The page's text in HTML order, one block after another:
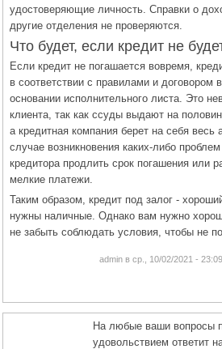
удостоверяющие личность. Справки о
другие отделения не проверяются.
Что будет, если кредит не
Если кредит не погашается вовремя,
в соответствии с правилами и договором
основании исполнительного листа. Это
клиента, так как ссуды выдают на
а кредитная компания берет на себя
случае возникновения каких-либо
кредитора продлить срок погашения или
мелкие платежи.
Таким образом, кредит под залог -
нужны наличные. Однако вам нужно
не забыть соблюдать условия, чтобы не
admin в ср., 10/02/2021 - 23:09.
На любые ваши вопросы
удовольствием ответит